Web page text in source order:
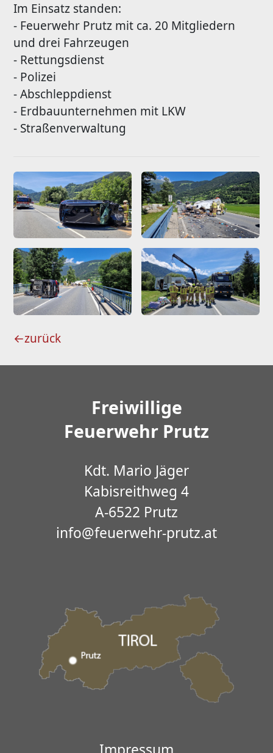
Im Einsatz standen:
- Feuerwehr Prutz mit ca. 20 Mitgliedern
und drei Fahrzeugen
- Rettungsdienst
- Polizei
- Abschleppdienst
- Erdbauunternehmen mit LKW
- Straßenverwaltung
←zurück
Freiwillige
Feuerwehr Prutz
Kdt. Mario Jäger
Kabisreithweg 4
A-6522 Prutz
info@feuerwehr-prutz.at